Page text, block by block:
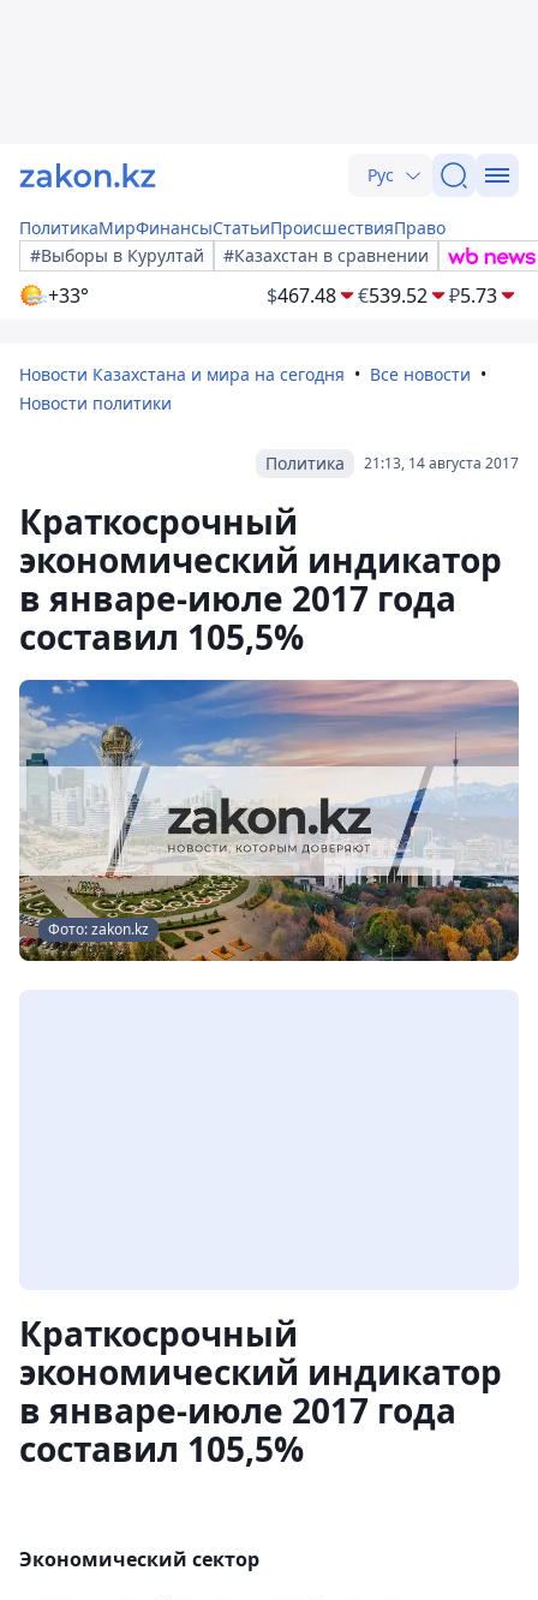
Рус
ПолитикаМирФинансыСтатьиПроисшествияПраво
#Выборы в Курултай
#Казахстан в сравнении
+33° $467.48 €539.52 ₽5.73
Новости Казахстана и мира на сегодня
Все новости
Новости политики
21:13, 14 августа 2017
Политика
Краткосрочный
экономический индикатор
в январе-июле 2017 года
составил 105,5%
Фото: zakon.kz
Краткосрочный
экономический индикатор
в январе-июле 2017 года
составил 105,5%
Экономический сектор